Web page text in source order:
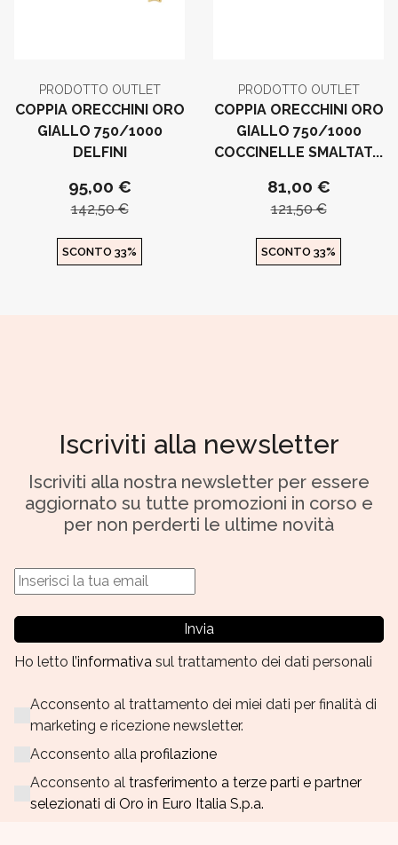
PRODOTTO OUTLET
COPPIA ORECCHINI ORO
GIALLO 750/1000
DELFINI
95,00 €
142,50 €
SCONTO 33%
PRODOTTO OUTLET
COPPIA ORECCHINI ORO
GIALLO 750/1000
COCCINELLE SMALTAT...
81,00 €
121,50 €
SCONTO 33%
Iscriviti alla newsletter
Iscriviti alla nostra newsletter per essere
aggiornato su tutte promozioni in corso e
per non perderti le ultime novità
Invia
Ho letto l’informativa sul trattamento dei dati personali
Acconsento al trattamento dei miei dati per finalità di
marketing e ricezione newsletter.
Acconsento alla profilazione
Acconsento al trasferimento a terze parti e partner
selezionati di Oro in Euro Italia S.p.a.